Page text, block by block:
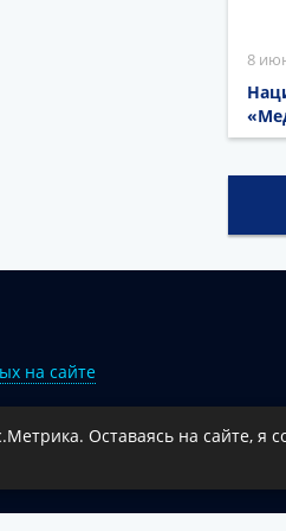
8
на сайте
муниципального
Оставаясь на сайте, я